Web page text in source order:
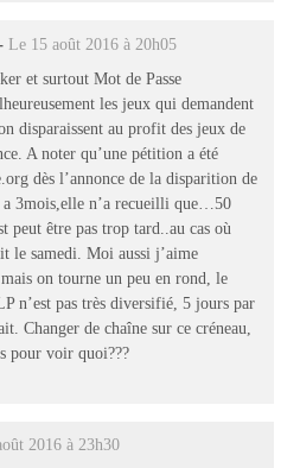
Le 15 août 2016 à 20h05
et surtout Mot de Passe
les jeux qui demandent
disparaissent au profit des jeux de
A noter qu’une pétition a été
dès l’annonce de la disparition de
a 3mois,elle n’a recueilli que…50
peut être pas trop tard..au cas où
le samedi. Moi aussi j’aime
on tourne un peu en rond, le
n’est pas très diversifié, 5 jours par
Changer de chaîne sur ce créneau,
pour voir quoi???
2016 à 23h30